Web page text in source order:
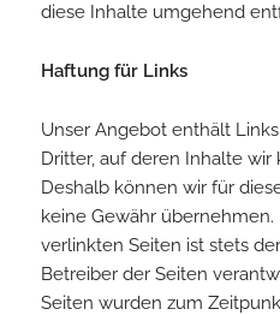
diese Inhalte umgehend
Haftung für Links
Unser Angebot enthält
Dritter, auf deren Inhalte wir
Deshalb können wir für
keine Gewähr
verlinkten Seiten ist stets
Betreiber der Seiten
Seiten wurden zum